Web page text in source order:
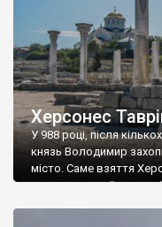
Херсонес
У 988 році, після
князь Володимир
місто. Саме взяття
диктувати свої умови
Херсонесі Володимир-